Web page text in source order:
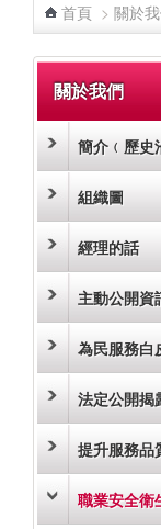
首頁 > 關於
關於我們
簡介﹙歷史
組織圖
經理的話
主動公開資
為民服務白
法定公開揭
提升服務品
職業安全衛